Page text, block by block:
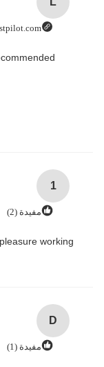
1
مفيدة (2)
working
D
مفيدة (1)